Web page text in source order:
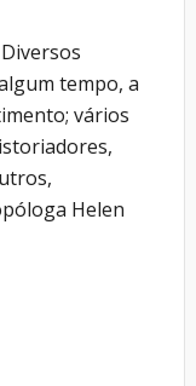
tempo, a
vários
Helen